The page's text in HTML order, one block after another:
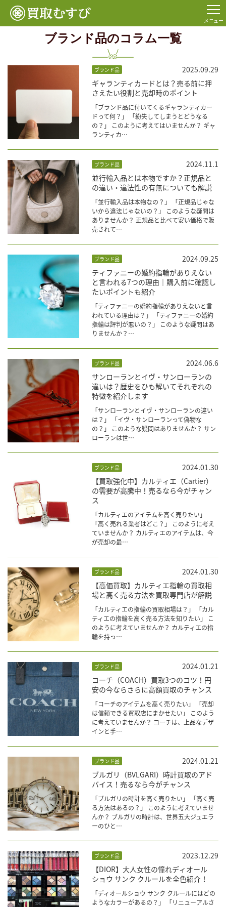
メニュー
TOP コラム一覧
ブランド品のコラム一覧
ブランド品
ギャランティカードとは？売る前に押
さえたい役割と売却時のポイント
「ブランド品に付いてくるギャランティカー
ドって何？」 「紛失してしまうとどうなる
の？」 このように考えてはいませんか？ ギャ
ランティカ…
2025.09.29
ブランド品
並行輸入品とは本物ですか？正規品と
の違い・違法性の有無についても解説
「並行輸入品は本物なの？」 「正規品じゃな
いから違法じゃないの？」 このような疑問は
ありませんか？ 正規品と比べて安い価格で販
売されて…
2024.11.1
ブランド品
ティファニーの婚約指輪がありえない
と言われる7つの理由｜購入前に確認し
たいポイントも紹介
「ティファニーの婚約指輪がありえないと言
われている理由は？」 「ティファニーの婚約
指輪は評判が悪いの？」 このような疑問はあ
りませんか？…
2024.09.25
ブランド品
サンローランとイヴ・サンローランの
違いは？歴史をひも解いてそれぞれの
特徴を紹介します
「サンローランとイヴ・サンローランの違い
は？」 「イヴ・サンローランって偽物な
の？」 このような疑問はありませんか？ サン
ローランは世…
2024.06.6
ブランド品
【買取強化中】カルティエ（Cartier）
の需要が高騰中！売るなら今がチャン
ス
「カルティエのアイテムを高く売りたい」
「高く売れる業者はどこ？」 このように考え
ていませんか？ カルティエのアイテムは、今
が売却の最…
2024.01.30
ブランド品
【高価買取】カルティエ指輪の買取相
場と高く売る方法を買取専門店が解説
「カルティエの指輪の買取相場は？」 「カル
ティエの指輪を高く売る方法を知りたい」 こ
のように考えていませんか？ カルティエの指
輪を持っ…
2024.01.30
ブランド品
コーチ（COACH）買取3つのコツ！円
安の今ならさらに高額買取のチャンス
「コーチのアイテムを高く売りたい」 「売却
は信頼できる買取店にまかせたい」 このよう
に考えていませんか？ コーチは、上品なデザ
インと手…
2024.01.21
ブランド品
ブルガリ（BVLGARI）時計買取のアド
バイス！売るなら今がチャンス
「ブルガリの時計を高く売りたい」 「高く売
る方法はあるの？」 このように考えていませ
んか？ ブルガリの時計は、世界五大ジュエラ
ーのひと…
2024.01.21
ブランド品
【DIOR】大人女性の憧れディオール
ショウ サンク クルールを全色紹介！
「ディオールショウ サンク クルールにはどの
ようなカラーがあるの？」 「リニューアルさ
2023.12.29